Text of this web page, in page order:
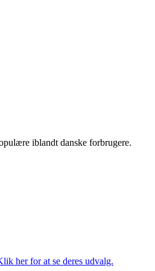
iblandt danske forbrugere.
her for at se deres udvalg.